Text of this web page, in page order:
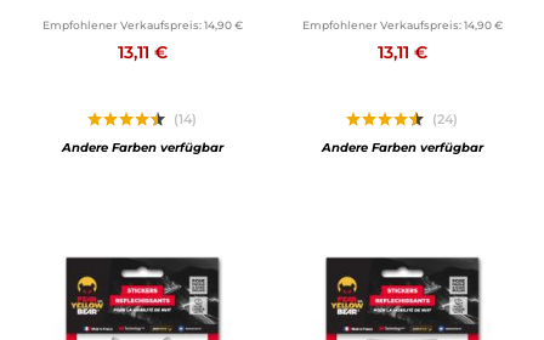
Empfohlener Verkaufspreis: 14,90 €
13,11 €
(14)
Andere Farben verfügbar
Empfohlener Verkaufspreis: 14,90 €
13,11 €
(24)
Andere Farben verfügbar